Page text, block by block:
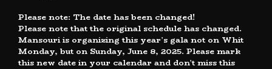
Please note: The date has been changed!
Please note that the original schedule has changed.
Mansouri is organizing this year’s gala not on Whit
Monday, but on Sunday, June 8, 2025. Please mark
this new date in your calendar and don’t miss this